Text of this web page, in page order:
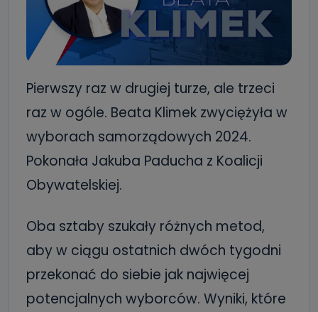
Pierwszy raz w drugiej turze, ale trzeci
raz w ogóle. Beata Klimek zwyciężyła w
wyborach samorządowych 2024.
Pokonała Jakuba Paducha z Koalicji
Obywatelskiej.
Oba sztaby szukały różnych metod,
aby w ciągu ostatnich dwóch tygodni
przekonać do siebie jak najwięcej
potencjalnych wyborców. Wyniki, które